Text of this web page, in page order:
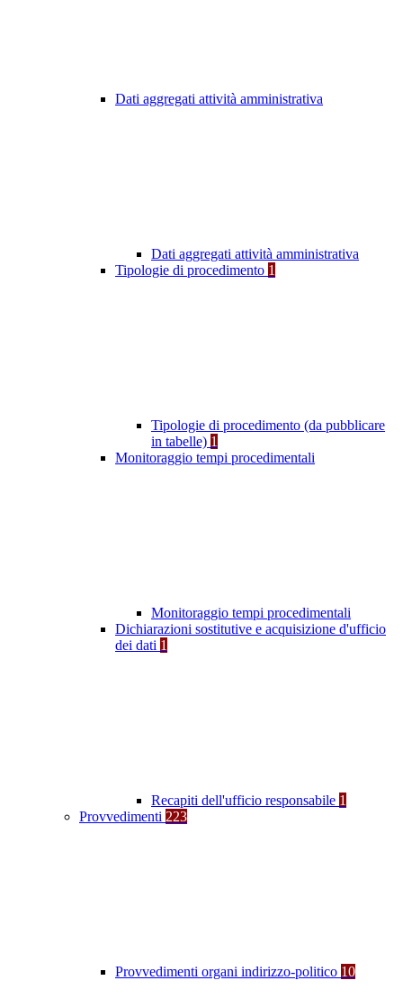
Dati aggregati attività amministrativa
Dati aggregati attività amministrativa
Tipologie di procedimento 1
Tipologie di procedimento (da pubblicare
in tabelle) 1
Monitoraggio tempi procedimentali
Monitoraggio tempi procedimentali
Dichiarazioni sostitutive e acquisizione d'ufficio
dei dati 1
Recapiti dell'ufficio responsabile 1
Provvedimenti 223
Provvedimenti organi indirizzo-politico 10